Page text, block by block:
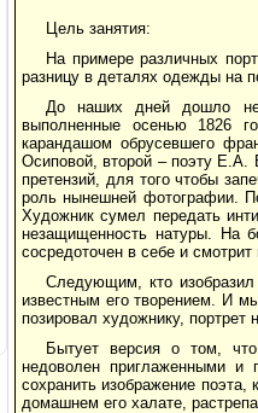
Цель занятия:
На примере различных
разницу в деталях одежды на
До наших дней дошло
выполненные осенью 1826
карандашом обрусевшего
Осиповой, второй – поэту Е.А.
претензий, для того чтобы
роль нынешней фотографии.
Художник сумел передать
незащищенность натуры. На
сосредоточен в себе и
Следующим, кто
известным его творением. И
позировал художнику, портрет
Бытует версия о том, что
недоволен приглаженными и
сохранить изображение
домашнем его халате,